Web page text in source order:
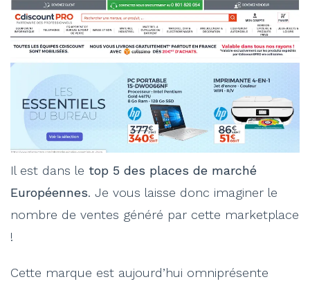
Il est dans le top 5 des places de marché
Européennes. Je vous laisse donc imaginer le
nombre de ventes généré par cette marketplace
!
Cette marque est aujourd’hui omniprésente